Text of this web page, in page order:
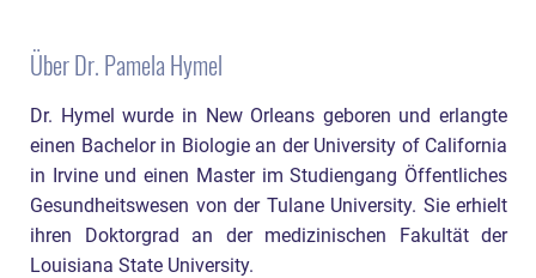
Über Dr. Pamela Hymel
Dr. Hymel wurde in New Orleans geboren und erlangte
einen Bachelor in Biologie an der University of California
in Irvine und einen Master im Studiengang Öffentliches
Gesundheitswesen von der Tulane University. Sie erhielt
ihren Doktorgrad an der medizinischen Fakultät der
Louisiana State University.